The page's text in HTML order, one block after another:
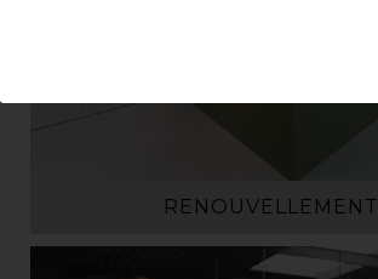
RENOUVELLEMENT